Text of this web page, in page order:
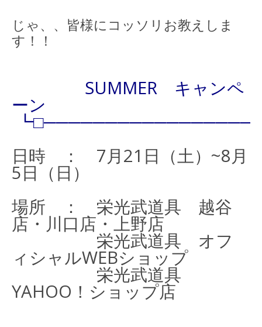
じゃ、、皆様にコッソリお教えしま
す！！
SUMMER キャンペ
ーン
日時 ： 7月21日（土）~8月
5日（日）
場所 ： 栄光武道具 越谷
店・川口店・上野店
栄光武道具 オフ
ィシャルWEBショップ
栄光武道具
YAHOO！ショップ店